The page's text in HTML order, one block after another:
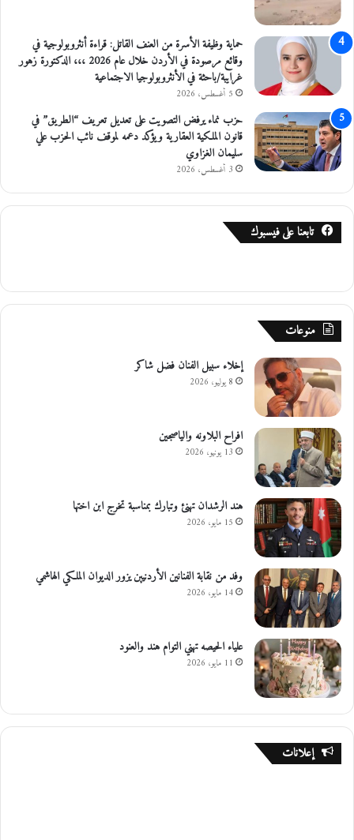
حماية وظيفة الأسرة من العنف القاتل: قراءة أنثروبولوجية في
وقائع مرصودة في الأردن خلال عام 2026 ،،، الدكتورة زهور
غرايبة/باحثة في الأنثروبولوجيا الاجتماعية
5 أغسطس، 2026
حزب نماء يرفض التصويت على تعديل تعريف “الطريق” في
قانون الملكية العقارية ويؤكد دعمه لموقف نائب الحزب علي
سليمان الغزاوي
3 أغسطس، 2026
تابعنا على فيسبوك
منوعات
إخلاء سبيل الفنان فضل شاكر
8 يوليو، 2026
افراح البلاونه والياصجين
13 يونيو، 2026
هند الرشدان تهنئ وتبارك بمناسبة تخرج ابن اختها
15 مايو، 2026
وفد من نقابة الفنانين الأردنيين يزور الديوان الملكي الهاشمي
14 مايو، 2026
علياء الحيصه تهني التوام هند والعنود
11 مايو، 2026
إعلانات